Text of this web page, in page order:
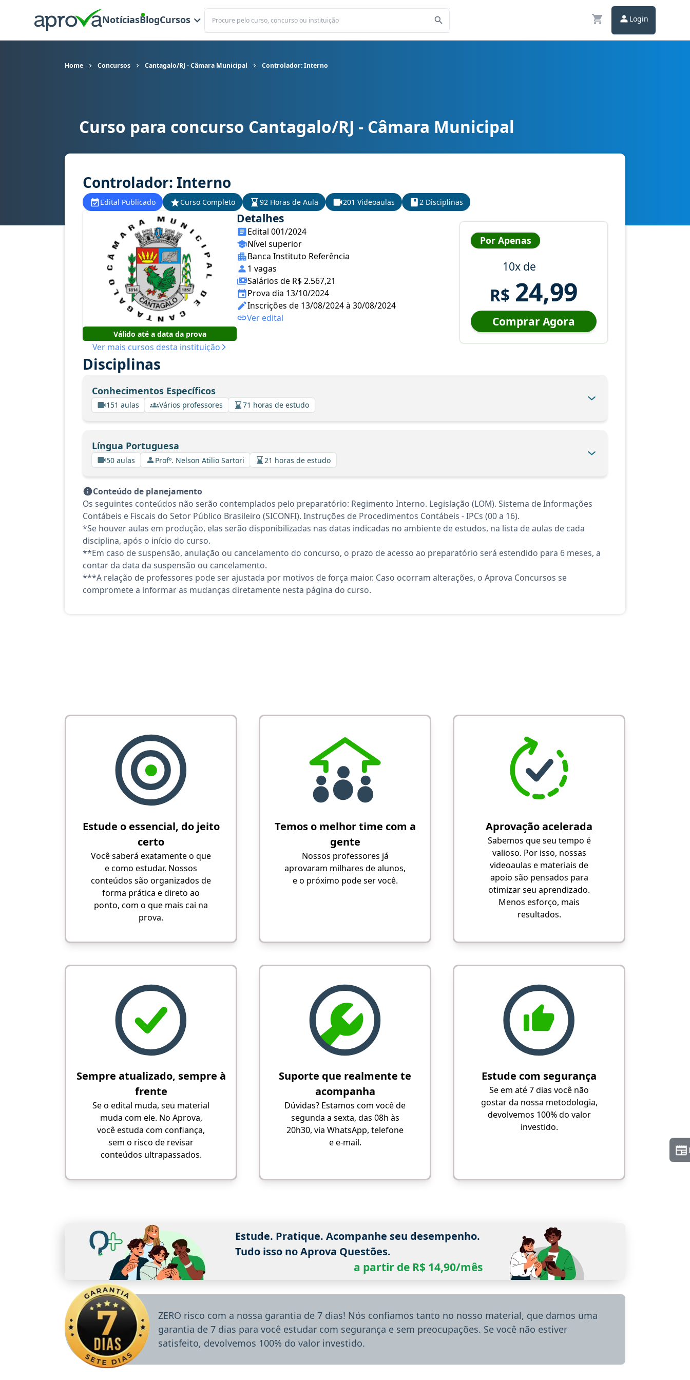
NotíciasBlogCursos
Buscar
Login
Home Concursos Cantagalo/RJ - Câmara Municipal Controlador: Interno
Curso para concurso Cantagalo/RJ - Câmara Municipal cargo Controlador: Interno
Curso para concurso Cantagalo/RJ - Câmara Municipal
Controlador: Interno
Edital Publicado Curso Completo 92 Horas de Aula 201 Videoaulas 2 Disciplinas
Válido até a data da prova
Ver mais cursos desta instituição
Detalhes
Edital 001/2024
Nível superior
Banca Instituto Referência
1 vagas
Salários de R$ 2.567,21
Prova dia 13/10/2024
Inscrições de 13/08/2024 à 30/08/2024
Ver edital
Por Apenas
10x de
R$ 24,99
Comprar Agora
Disciplinas
Conhecimentos Específicos
151 aulas Vários professores 71 horas de estudo
Língua Portuguesa
50 aulas Profº. Nelson Atilio Sartori 21 horas de estudo
Conteúdo de planejamento
Os seguintes conteúdos não serão contemplados pelo preparatório: Regimento Interno. Legislação (LOM). Sistema de Informações
Contábeis e Fiscais do Setor Público Brasileiro (SICONFI). Instruções de Procedimentos Contábeis - IPCs (00 a 16).
*Se houver aulas em produção, elas serão disponibilizadas nas datas indicadas no ambiente de estudos, na lista de aulas de cada
disciplina, após o início do curso.
**Em caso de suspensão, anulação ou cancelamento do concurso, o prazo de acesso ao preparatório será estendido para 6 meses, a
contar da data da suspensão ou cancelamento.
***A relação de professores pode ser ajustada por motivos de força maior. Caso ocorram alterações, o Aprova Concursos se
compromete a informar as mudanças diretamente nesta página do curso.
Estude o essencial, do jeito
certo
Você saberá exatamente o que
e como estudar. Nossos
conteúdos são organizados de
forma prática e direto ao
ponto, com o que mais cai na
prova.
Temos o melhor time com a
gente
Nossos professores já
aprovaram milhares de alunos,
e o próximo pode ser você.
Aprovação acelerada
Sabemos que seu tempo é
valioso. Por isso, nossas
videoaulas e materiais de
apoio são pensados para
otimizar seu aprendizado.
Menos esforço, mais
resultados.
Sempre atualizado, sempre à
frente
Se o edital muda, seu material
muda com ele. No Aprova,
você estuda com confiança,
sem o risco de revisar
conteúdos ultrapassados.
Suporte que realmente te
acompanha
Dúvidas? Estamos com você de
segunda a sexta, das 08h às
20h30, via WhatsApp, telefone
e e-mail.
Estude com segurança
Se em até 7 dias você não
gostar da nossa metodologia,
devolvemos 100% do valor
investido.
Estude. Pratique. Acompanhe seu desempenho.
Tudo isso no Aprova Questões.
a partir de R$ 14,90/mês
ZERO risco com a nossa garantia de 7 dias! Nós confiamos tanto no nosso material, que damos uma
garantia de 7 dias para você estudar com segurança e sem preocupações. Se você não estiver
satisfeito, devolvemos 100% do valor investido.